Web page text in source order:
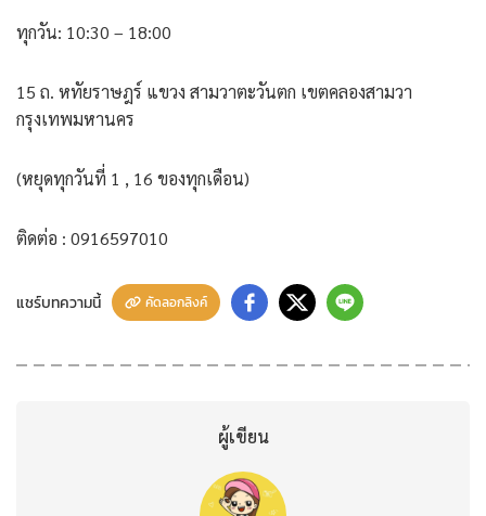
ทุกวัน: 10:30 – 18:00
15 ถ. หทัยราษฎร์ แขวง สามวาตะวันตก เขตคลองสามวา
กรุงเทพมหานคร
(หยุดทุกวันที่ 1 , 16 ของทุกเดือน)
ติดต่อ : 0916597010
แชร์บทความนี้ คัดลอกลิงค์
ผู้เขียน